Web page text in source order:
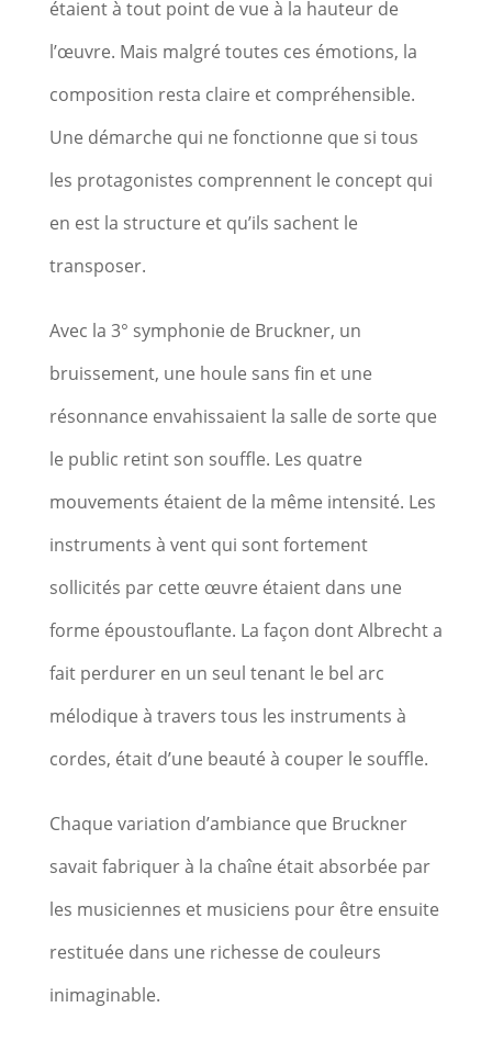
étaient à tout point de vue à la hauteur de
l’œuvre. Mais malgré toutes ces émotions, la
composition resta claire et compréhensible.
Une démarche qui ne fonctionne que si tous
les protagonistes comprennent le concept qui
en est la structure et qu’ils sachent le
transposer.
Avec la 3° symphonie de Bruckner, un
bruissement, une houle sans fin et une
résonnance envahissaient la salle de sorte que
le public retint son souffle. Les quatre
mouvements étaient de la même intensité. Les
instruments à vent qui sont fortement
sollicités par cette œuvre étaient dans une
forme époustouflante. La façon dont Albrecht a
fait perdurer en un seul tenant le bel arc
mélodique à travers tous les instruments à
cordes, était d’une beauté à couper le souffle.
Chaque variation d’ambiance que Bruckner
savait fabriquer à la chaîne était absorbée par
les musiciennes et musiciens pour être ensuite
restituée dans une richesse de couleurs
inimaginable.